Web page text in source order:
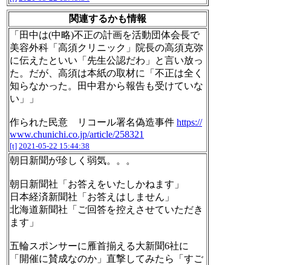
関連するかも情報
「田中は(中略)不正の計画を活動団体会長で
美容外科「高須クリニック」院長の高須克弥
に伝えたといい「先生公認だわ」と言い放っ
た。だが、高須は本紙の取材に「不正は全く
知らなかった。田中君から報告も受けていな
い」」
作られた民意 リコール署名偽造事件 https://
www.chunichi.co.jp/article/258321
[t] 2021-05-22 15:44:38
朝日新聞が珍しく弱気。。。
朝日新聞社「お答えをいたしかねます」
日本経済新聞社「お答えはしません」
北海道新聞社「ご回答を控えさせていただき
ます」
五輪スポンサーに雁首揃える大新聞6社に
「開催に賛成なのか」直撃してみたら「すご